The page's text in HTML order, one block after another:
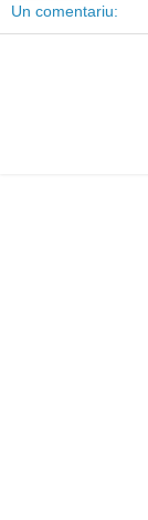
Un comentariu: